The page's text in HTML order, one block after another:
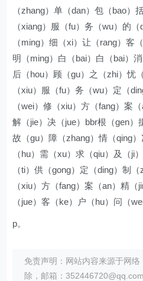
（zhang）单（dan）包（bao）
（xiang）服（fu）务（wu）的
（ming）细（xi）让（rang）客
明（ming）白（bai）白（bai）
后（hou）顾（gu）之（zhi）忧
（xiu）服（fu）务（wu）定（
（wei）修（xiu）方（fang）案
解（jie）决（jue）bbr根（gen）
故（gu）障（zhang）情（qing
（hu）需（xu）求（qiu）及（ji
（ti）供（gong）定（ding）制
（xiu）方（fang）案（an）精
（jue）客（ke）户（hu）问（
p。
免责声明：网站内容来源于网
除，邮箱：352446720@qq.com